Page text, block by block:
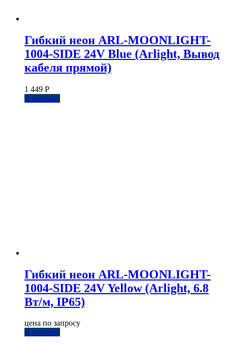
Гибкий неон ARL-MOONLIGHT-
1004-SIDE 24V Blue (Arlight, Вывод
кабеля прямой)
1 449 Р
В корзину
Гибкий неон ARL-MOONLIGHT-
1004-SIDE 24V Yellow (Arlight, 6.8
Вт/м, IP65)
цена по запросу
В корзину